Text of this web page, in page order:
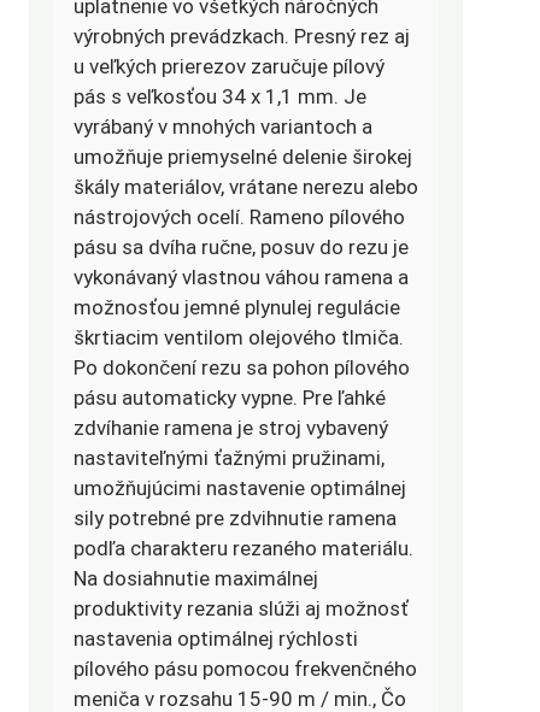
uplatnenie vo všetkých náročných
výrobných prevádzkach. Presný rez aj
u veľkých prierezov zaručuje pílový
pás s veľkosťou 34 x 1,1 mm. Je
vyrábaný v mnohých variantoch a
umožňuje priemyselné delenie širokej
škály materiálov, vrátane nerezu alebo
nástrojových ocelí. Rameno pílového
pásu sa dvíha ručne, posuv do rezu je
vykonávaný vlastnou váhou ramena a
možnosťou jemné plynulej regulácie
škrtiacim ventilom olejového tlmiča.
Po dokončení rezu sa pohon pílového
pásu automaticky vypne. Pre ľahké
zdvíhanie ramena je stroj vybavený
nastaviteľnými ťažnými pružinami,
umožňujúcimi nastavenie optimálnej
sily potrebné pre zdvihnutie ramena
podľa charakteru rezaného materiálu.
Na dosiahnutie maximálnej
produktivity rezania slúži aj možnosť
nastavenia optimálnej rýchlosti
pílového pásu pomocou frekvenčného
meniča v rozsahu 15-90 m / min., Čo